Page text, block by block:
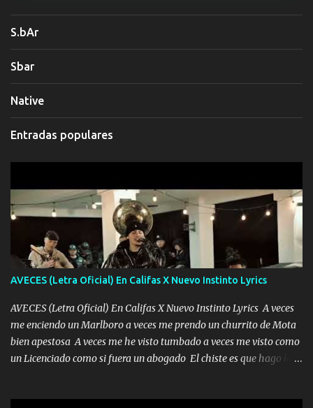
S.bAr
Sbar
Native
Entradas populares
AVECES (Letra Oficial) En Califas X Nuevo Instinto Lyrics
AVECES (Letra Oficial) En Califas X Nuevo Instinto Lyrics A veces
me enciendo un Marlboro a veces me prendo un churrito de Mota
bien apestosa A veces me he visto tumbado a veces me visto como
un Licenciado como si fuera un abogado El chiste es que hago lo